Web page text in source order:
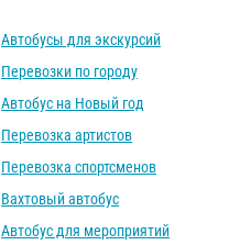
Автобусы для экскурсий
Перевозки по городу
Автобус на Новый год
Перевозка артистов
Перевозка спортсменов
Вахтовый автобус
Автобус для мероприятий